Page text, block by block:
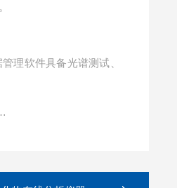
理软件具备光谱测试、